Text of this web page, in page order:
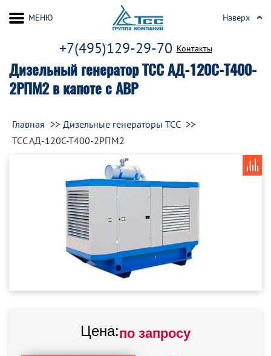
Дизельный генератор ТСС АД-120С-Т400-
2РПМ2 в капоте с АВР
+7(495)129-29-70 Контакты
МЕНЮ Наверх
Главная
Дизельные генераторы ТСС
ТСС АД-120С-Т400-2РПМ2
Цена:по запросу